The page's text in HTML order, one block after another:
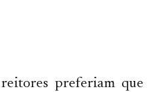
preferiam que